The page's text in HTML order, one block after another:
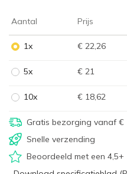
Aantal Prijs
1x € 22,26
5x € 21
10x € 18,62
Gratis bezorging vanaf €
Snelle verzending
Beoordeeld met een 4,5+